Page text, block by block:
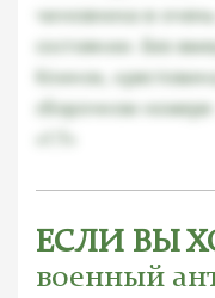
чиновника в
состоянии. Без
Клинок,
сборочном
ЕСЛИ ВЫ
военный